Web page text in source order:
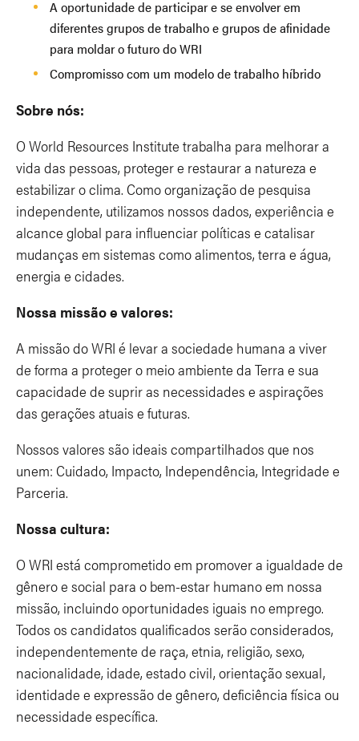
A oportunidade de participar e se envolver em
diferentes grupos de trabalho e grupos de afinidade
para moldar o futuro do WRI
Compromisso com um modelo de trabalho híbrido
Sobre nós:
O World Resources Institute trabalha para melhorar a
vida das pessoas, proteger e restaurar a natureza e
estabilizar o clima. Como organização de pesquisa
independente, utilizamos nossos dados, experiência e
alcance global para influenciar políticas e catalisar
mudanças em sistemas como alimentos, terra e água,
energia e cidades.
Nossa missão e valores:
A missão do WRI é levar a sociedade humana a viver
de forma a proteger o meio ambiente da Terra e sua
capacidade de suprir as necessidades e aspirações
das gerações atuais e futuras.
Nossos valores são ideais compartilhados que nos
unem: Cuidado, Impacto, Independência, Integridade e
Parceria.
Nossa cultura:
O WRI está comprometido em promover a igualdade de
gênero e social para o bem-estar humano em nossa
missão, incluindo oportunidades iguais no emprego.
Todos os candidatos qualificados serão considerados,
independentemente de raça, etnia, religião, sexo,
nacionalidade, idade, estado civil, orientação sexual,
identidade e expressão de gênero, deficiência física ou
necessidade específica.